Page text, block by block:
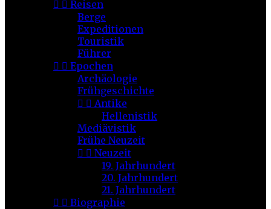
  Reisen
Berge
Expeditionen
Touristik
Führer
  Epochen
Archäologie
Frühgeschichte
  Antike
Hellenistik
Mediävistik
Frühe Neuzeit
  Neuzeit
19. Jahrhundert
20. Jahrhundert
21. Jahrhundert
  Biographie